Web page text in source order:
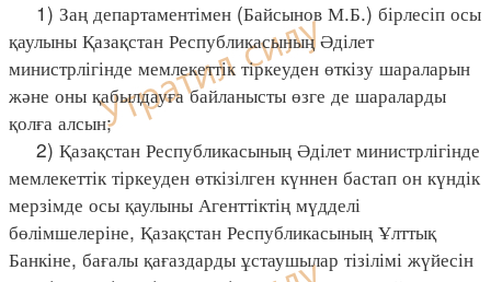
1) Заң департаментімен (Байсынов М.Б.) бірлесіп осы
қаулыны Қазақстан Республикасының Әділет
министрлігінде мемлекеттік тіркеуден өткізу шараларын
және оны қабылдауға байланысты өзге де шараларды
қолға алсын;
2) Қазақстан Республикасының Әділет министрлігінде
мемлекеттік тіркеуден өткізілген күннен бастап он күндік
мерзімде осы қаулыны Агенттіктің мүдделі
бөлімшелеріне, Қазақстан Республикасының Ұлттық
Банкіне, бағалы қағаздарды ұстаушылар тізілімі жүйесін